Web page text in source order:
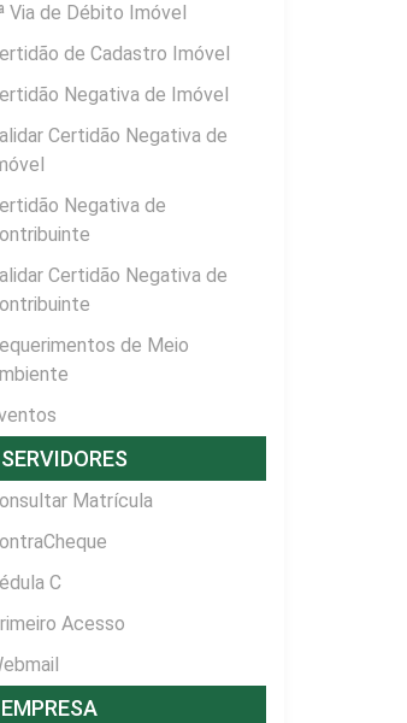
Via de Débito Imóvel
de Cadastro Imóvel
Negativa de Imóvel
Certidão Negativa de
Negativa de
Certidão Negativa de
de Meio
SERVIDORES
Matrícula
C
Acesso
EMPRESA